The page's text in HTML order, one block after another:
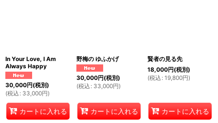
In Your Love, I Am
Always Happy
30,000円(税別)
(税込 : 33,000円)
カートに入れる
野梅の ゆふかげ
30,000円(税別)
(税込 : 33,000円)
カートに入れる
賢者の見る先
18,000円(税別)
(税込 : 19,800円)
カートに入れる